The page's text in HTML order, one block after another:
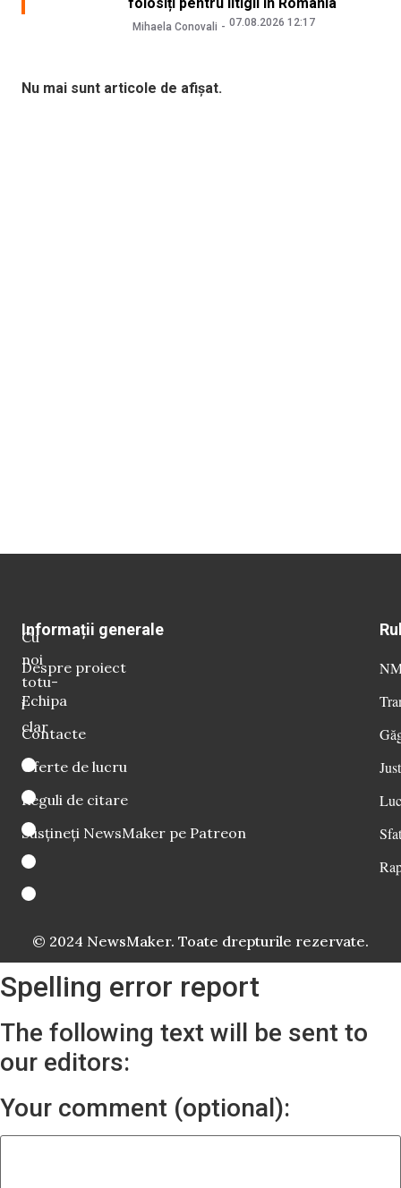
Mihaela Conovali 07.08.2026 12:17
Nu mai sunt articole de afișat.
Cu
noi
totu-
i
clar
Informații generale
Despre proiect
Echipa
Contacte
Oferte de lucru
Reguli de citare
Susțineți NewsMaker pe Patreon
© 2024 NewsMaker. Toate drepturile rezervate.
Spelling error report
The following text will be sent to
our editors:
Your comment (optional):